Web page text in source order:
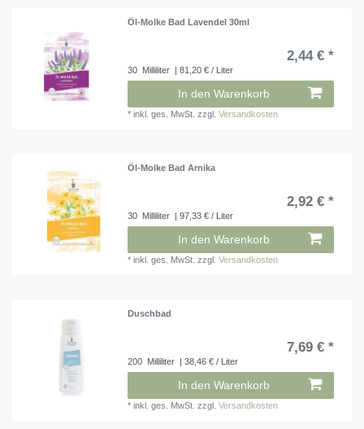
Öl-Molke Bad Lavendel 30ml
2,44 € *
30 Milliliter | 81,20 € / Liter
In den Warenkorb
*inkl. ges. MwSt. zzgl.Versandkosten
Öl-Molke Bad Arnika
2,92 € *
30 Milliliter | 97,33 € / Liter
In den Warenkorb
*inkl. ges. MwSt. zzgl.Versandkosten
Duschbad
7,69 € *
200 Milliliter | 38,46 € / Liter
In den Warenkorb
*inkl. ges. MwSt. zzgl.Versandkosten